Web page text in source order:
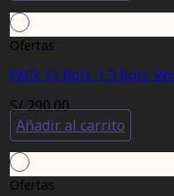
Ofertas
PACK 12 Bots. + 3 Bots.
S/290.00
Añadir al carrito
Ofertas